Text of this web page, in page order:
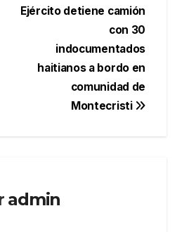
Ejército detiene camión
con 30
indocumentados
haitianos a bordo en
comunidad de
Montecristi
admin